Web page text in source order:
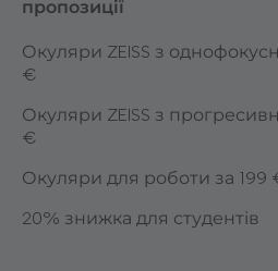
пропозиції
Окуляри ZEISS з
€
Окуляри ZEISS з
€
Окуляри для роботи за 199
20% знижка для студентів